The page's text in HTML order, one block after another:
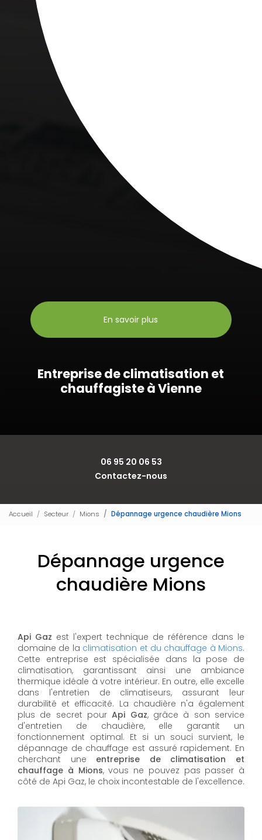
En savoir plus
Entreprise de climatisation et
chauffagiste à Vienne
06 95 20 06 53
Contactez-nous
Accueil Secteur Mions Dépannage urgence chaudière Mions
Dépannage urgence
chaudière Mions
Api Gaz est l'expert technique de référence dans le
domaine de la climatisation et du chauffage à Mions.
Cette entreprise est spécialisée dans la pose de
climatisation, garantissant ainsi une ambiance
thermique idéale à votre intérieur. En outre, elle excelle
dans l'entretien de climatiseurs, assurant leur
durabilité et efficacité. La chaudière n'a également
plus de secret pourApi Gaz, grâce à son service
d'entretien de chaudière, elle garantit un
fonctionnement optimal. Et si un souci survient, le
dépannage de chauffage est assuré rapidement. En
cherchant une entreprise de climatisation et
chauffage à Mions, vous ne pouvez pas passer à
côté de Api Gaz, le choix incontestable de l'excellence.